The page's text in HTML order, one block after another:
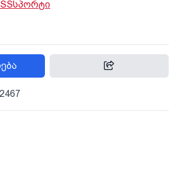
სპორტი